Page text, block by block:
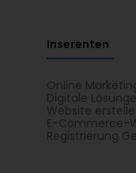
Inserenten
Online
Digitale
Website
E-Commerce-
Registrierung